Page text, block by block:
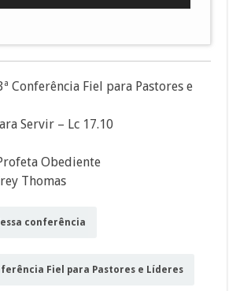
Conferência Fiel para Pastores e
Servir – Lc 17.10
Obediente
Thomas
conferência
Fiel para Pastores e Líderes